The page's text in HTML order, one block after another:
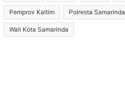
Pemprov Kaltim Polresta Samarinda
Wali Kota Samarinda